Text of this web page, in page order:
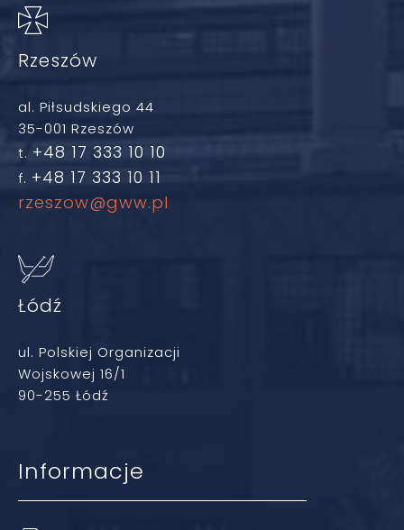
Rzeszów
al. Piłsudskiego 44
35-001 Rzeszów
t. +48 17 333 10 10
f. +48 17 333 10 11
rzeszow@gww.pl
Łódź
ul. Polskiej Organizacji
Wojskowej 16/1
90-255 Łódź
Informacje